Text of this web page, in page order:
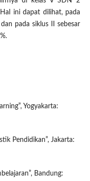
ini dapat dilihat, pada
pada siklus II sebesar
Yogyakarta:
Pendidikan”, Jakarta:
Bandung: